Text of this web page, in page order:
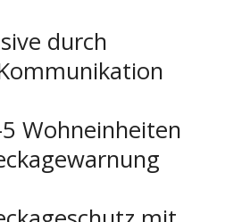
durch
Wohneinheiten